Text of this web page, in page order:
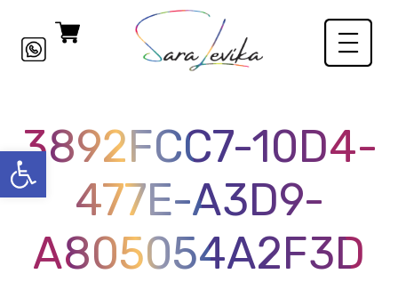
פתח
3892FCC7-10D4-
477E-A3D9-
A805054A2F3D